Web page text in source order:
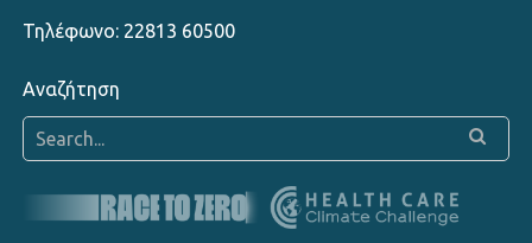
Τηλέφωνο: 22813 60500
Αναζήτηση